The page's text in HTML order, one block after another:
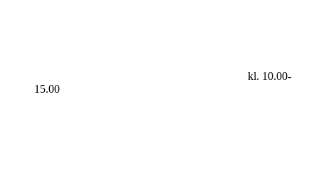
kl. 10.00-
15.00